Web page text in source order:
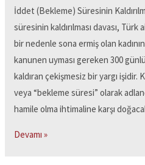
İddet (Bekleme) Süresinin
süresinin kaldırılması davası,
bir nedenle sona ermiş olan
kanunen uyması gereken 300
kaldıran çekişmesiz bir yargı
veya “bekleme süresi” olarak
hamile olma ihtimaline karşı
Devamı »